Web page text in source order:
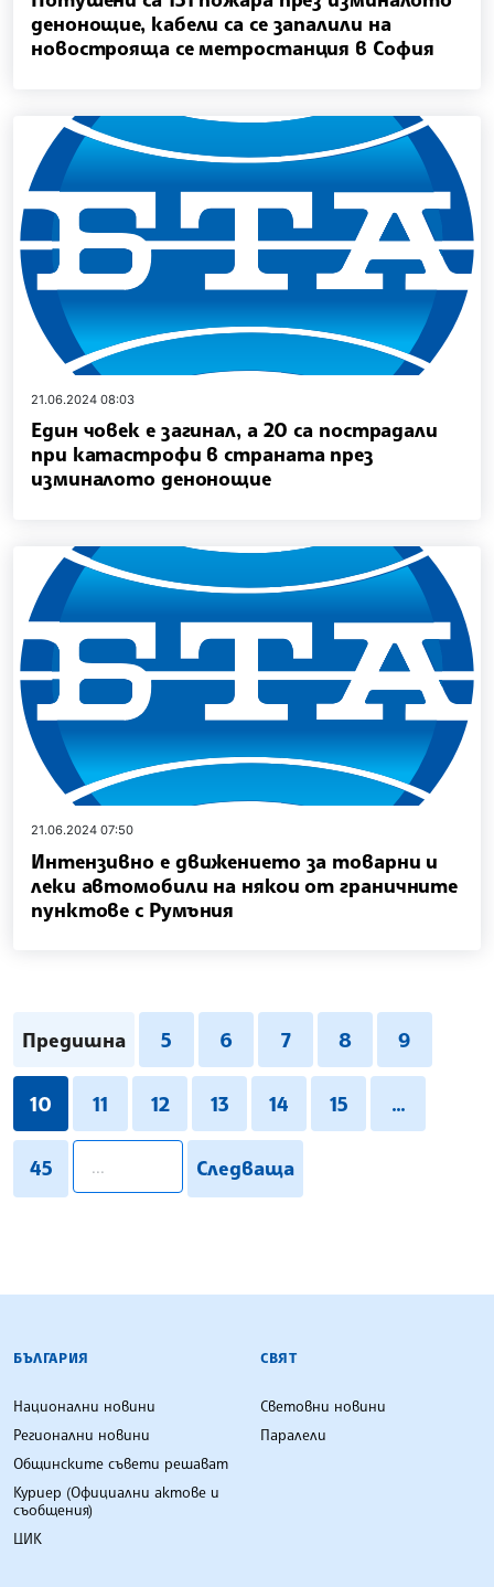
денонощие, кабели са се запалили на
новострояща се метростанция в София
21.06.2024 08:03
Един човек е загинал, а 20 са пострадали
при катастрофи в страната през
изминалото денонощие
21.06.2024 07:50
Интензивно е движението за товарни и
леки автомобили на някои от граничните
пунктове с Румъния
Предишна 5 6 7 8 9
10 11 12 13 14 15 ...
45 Следваща
БЪЛГАРСКА ТЕЛЕГРАФНА АГЕНЦИЯ
БЪЛГАРИЯ
Национални новини
Регионални новини
Общинските съвети решават
Куриер (Официални актове и
съобщения)
ЦИК
СВЯТ
Световни новини
Паралели